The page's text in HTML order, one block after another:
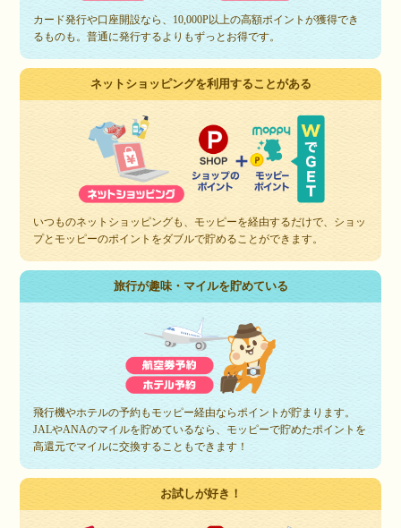
カード発行や口座開設なら、10,000P以上の高額ポイントが獲得でき
るものも。普通に発行するよりもずっとお得です。
ネットショッピングを利用することがある
いつものネットショッピングも、モッピーを経由するだけで、ショッ
プとモッピーのポイントをダブルで貯めることができます。
旅行が趣味・マイルを貯めている
飛行機やホテルの予約もモッピー経由ならポイントが貯まります。
JALやANAのマイルを貯めているなら、モッピーで貯めたポイントを
高還元でマイルに交換することもできます！
お試しが好き！